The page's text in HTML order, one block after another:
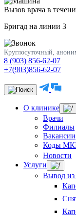
Вызов врача в
Бригад на линии 3
Круглосуточный,
8 (903) 856-62-07
+7(903)856-62-07
О клинике
Врачи
Филиалы
Вакансии
Коды
Новости
Услуги
Вывод из